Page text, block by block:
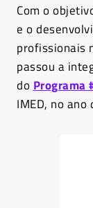
Com o
e o
profissionais
passou a
do Programa
IMED, no ano